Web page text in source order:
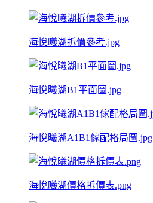
海悅曦湖拆價參考.jpg
海悅曦湖B1平面圖.jpg
海悅曦湖A1B1傢配格局圖.jpg
海悅曦湖價格拆價表.png